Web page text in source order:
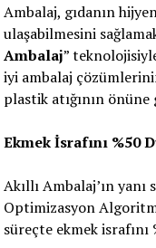
Ambalaj, gıdanın
ulaşabilmesini
Ambalaj”
iyi ambalaj
plastik atığının önüne
Ekmek İsrafını %50
Akıllı Ambalaj’ın
Optimizasyon
süreçte ekmek israfını